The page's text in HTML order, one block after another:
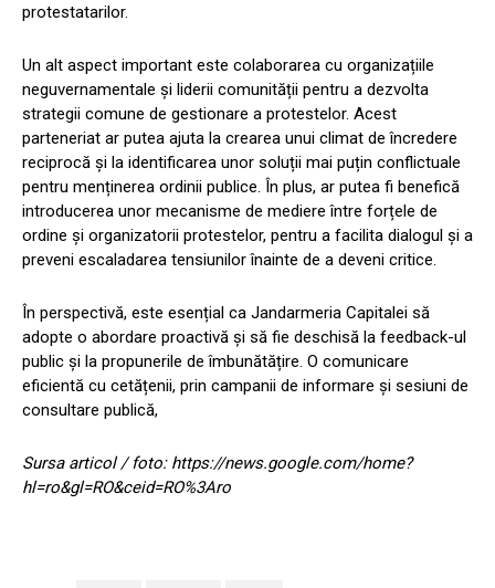
protestatarilor.
Un alt aspect important este colaborarea cu organizațiile
neguvernamentale și liderii comunității pentru a dezvolta
strategii comune de gestionare a protestelor. Acest
parteneriat ar putea ajuta la crearea unui climat de încredere
reciprocă și la identificarea unor soluții mai puțin conflictuale
pentru menținerea ordinii publice. În plus, ar putea fi benefică
introducerea unor mecanisme de mediere între forțele de
ordine și organizatorii protestelor, pentru a facilita dialogul și a
preveni escaladarea tensiunilor înainte de a deveni critice.
În perspectivă, este esențial ca Jandarmeria Capitalei să
adopte o abordare proactivă și să fie deschisă la feedback-ul
public și la propunerile de îmbunătățire. O comunicare
eficientă cu cetățenii, prin campanii de informare și sesiuni de
consultare publică,
Sursa articol / foto: https://news.google.com/home?
hl=ro&gl=RO&ceid=RO%3Aro